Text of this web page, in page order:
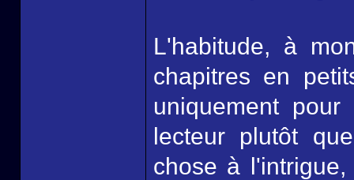
L'habitude, à
chapitres en
uniquement
lecteur plutôt
chose à